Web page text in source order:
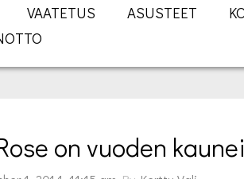
VAATETUS ASUSTEET
on vuoden